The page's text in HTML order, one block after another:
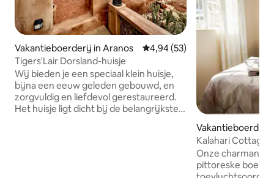
Vakantieboerderij in Aranos Gemiddelde beoordeling van
4,94 (53)
Tigers'Lair Dorsland-huisje
Wij bieden je een speciaal klein huisje,
bijna een eeuw geleden gebouwd, en
zorgvuldig en liefdevol gerestaureerd.
Het huisje ligt dicht bij de belangrijkste
et
Kalahari Cottage
Onze charmante
pittoreske